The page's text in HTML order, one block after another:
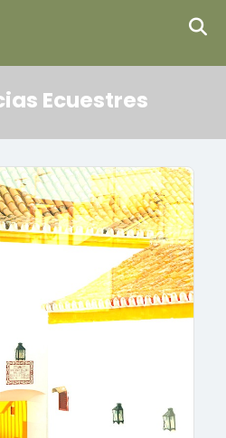
Ecuestres